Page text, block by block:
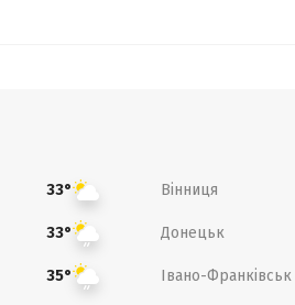
33° Вінниця
33° Донецьк
35° Івано-Франківськ